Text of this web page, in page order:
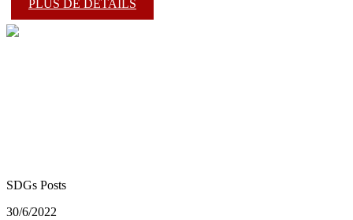
PLUS DE DÉTAILS
SDGs Posts
30/6/2022